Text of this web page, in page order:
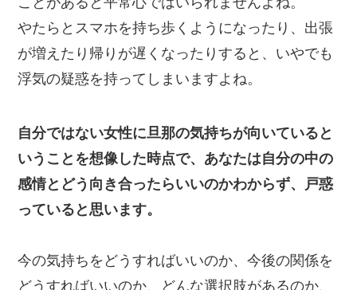
やたらとスマホを持ち歩くようになったり、出張
が増えたり帰りが遅くなったりすると、いやでも
浮気の疑惑を持ってしまいますよね。
自分ではない女性に旦那の気持ちが向いていると
いうことを想像した時点で、あなたは自分の中の
感情とどう向き合ったらいいのかわからず、戸惑
っていると思います。
今の気持ちをどうすればいいのか、今後の関係を
どうすればいいのか、どんな選択肢があるのか、